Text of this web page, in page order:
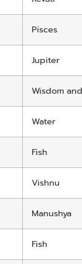
Pisces
Jupiter
Wisdom
Water
Fish
Vishnu
Manushya
Fish